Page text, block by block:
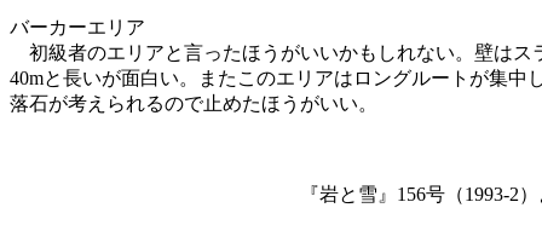
バーカーエリア
初級者のエリアと言ったほうがいいかもしれない。壁は
40mと長いが面白い。またこのエリアはロングルートが集
落石が考えられるので止めたほうがいい。
『岩と雪』156号（1993-2